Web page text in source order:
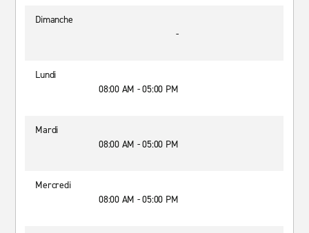
Dimanche
-
Lundi
08:00 AM - 05:00 PM
Mardi
08:00 AM - 05:00 PM
Mercredi
08:00 AM - 05:00 PM